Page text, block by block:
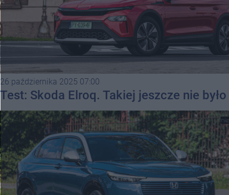
26 października 2025 07:00
Test: Skoda Elroq. Takiej jeszcze nie było